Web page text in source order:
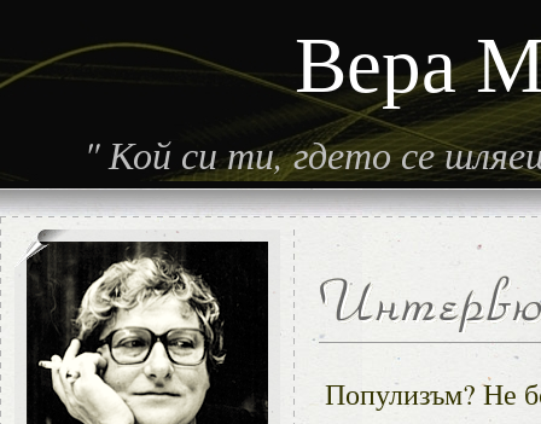
Вера
"Кой си ти, гдето се
Популизъм? Не